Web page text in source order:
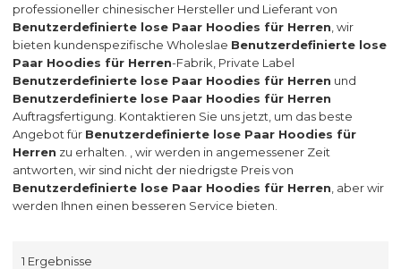
professioneller chinesischer Hersteller und Lieferant von
Benutzerdefinierte lose Paar Hoodies für Herren , wir
bieten kundenspezifische Wholeslae Benutzerdefinierte lose
Paar Hoodies für Herren-Fabrik, Private Label
Benutzerdefinierte lose Paar Hoodies für Herren und
Benutzerdefinierte lose Paar Hoodies für Herren
Auftragsfertigung. Kontaktieren Sie uns jetzt, um das beste
Angebot für Benutzerdefinierte lose Paar Hoodies für
Herren zu erhalten. , wir werden in angemessener Zeit
antworten, wir sind nicht der niedrigste Preis von
Benutzerdefinierte lose Paar Hoodies für Herren , aber wir
werden Ihnen einen besseren Service bieten.
1 Ergebnisse